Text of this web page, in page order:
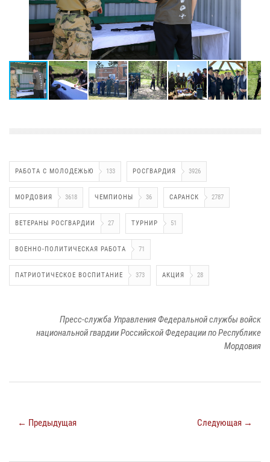
РАБОТА С МОЛОДЕЖЬЮ 133 РОСГВАРДИЯ 3926
МОРДОВИЯ 3618 ЧЕМПИОНЫ 36 САРАНСК 2787
ВЕТЕРАНЫ РОСГВАРДИИ 27 ТУРНИР 51
ВОЕННО-ПОЛИТИЧЕСКАЯ РАБОТА 71
ПАТРИОТИЧЕСКОЕ ВОСПИТАНИЕ 373 АКЦИЯ 28
Пресс-служба Управления Федеральной службы войск
национальной гвардии Российской Федерации по Республике
Мордовия
← Предыдущая Следующая →